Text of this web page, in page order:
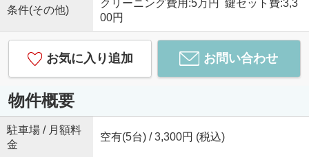
条件(その他)
クリーニング費用:5万円 鍵セット費:3,3
00円
お気に入り追加 お問い合わせ
物件概要
駐車場 / 月額料
金
空有(5台) / 3,300円 (税込)